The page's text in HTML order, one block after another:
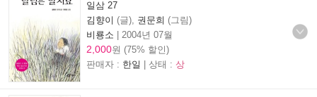
일삼 27
김향이 (글), 권문희 (그림)
비룡소 | 2004년 07월
2,000원 (75% 할인)
판매자 : 한일 | 상태 : 상